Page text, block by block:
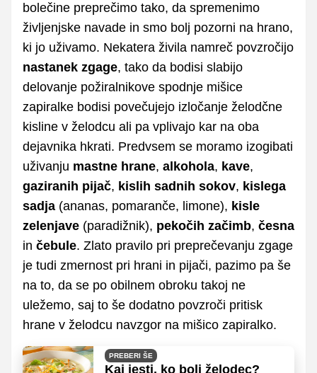
bolečine preprečimo tako, da spremenimo
življenjske navade in smo bolj pozorni na hrano,
ki jo uživamo. Nekatera živila namreč povzročijo
nastanek zgage, tako da bodisi slabijo
delovanje požiralnikove spodnje mišice
zapiralke bodisi povečujejo izločanje želodčne
kisline v želodcu ali pa vplivajo kar na oba
dejavnika hkrati. Predvsem se moramo izogibati
uživanju mastne hrane, alkohola, kave,
gaziranih pijač, kislih sadnih sokov, kislega
sadja (ananas, pomaranče, limone), kisle
zelenjave (paradižnik), pekočih začimb, česna
in čebule. Zlato pravilo pri preprečevanju zgage
je tudi zmernost pri hrani in pijači, pazimo pa še
na to, da se po obilnem obroku takoj ne
uležemo, saj to še dodatno povzroči pritisk
hrane v želodcu navzgor na mišico zapiralko.
PREBERI ŠE
Kaj jesti, ko boli želodec?